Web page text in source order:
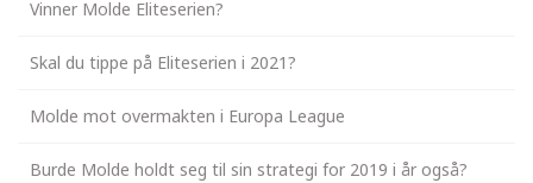
Vinner Molde Eliteserien?
Skal du tippe på Eliteserien i 2021?
Molde mot overmakten i Europa League
Burde Molde holdt seg til sin strategi for 2019 i år også?